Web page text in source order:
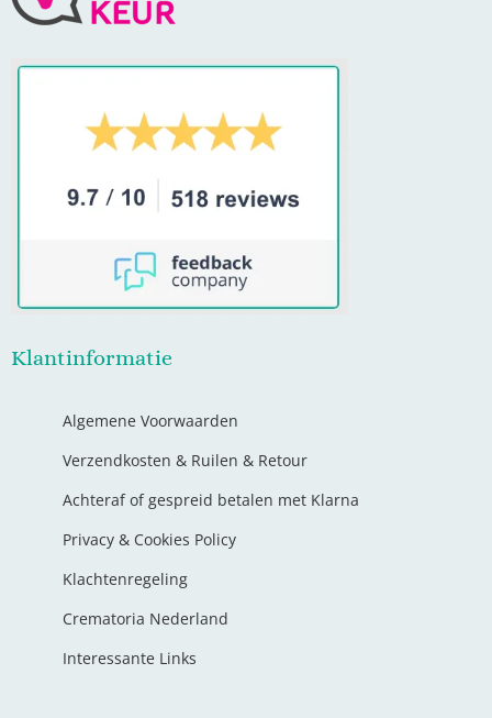
Klantinformatie
Algemene Voorwaarden
Verzendkosten & Ruilen & Retour
Achteraf of gespreid betalen met Klarna
Privacy & Cookies Policy
Klachtenregeling
Crematoria Nederland
Interessante Links